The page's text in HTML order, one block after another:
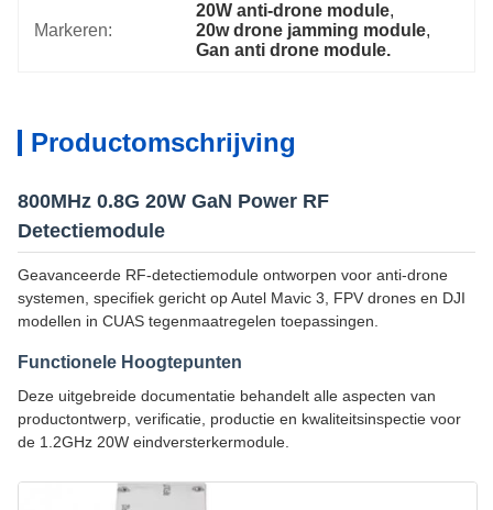
Markeren:
20W anti-drone module,
20w drone jamming module,
Gan anti drone module.
Productomschrijving
800MHz 0.8G 20W GaN Power RF
Detectiemodule
Geavanceerde RF-detectiemodule ontworpen voor anti-drone
systemen, specifiek gericht op Autel Mavic 3, FPV drones en DJI
modellen in CUAS tegenmaatregelen toepassingen.
Functionele Hoogtepunten
Deze uitgebreide documentatie behandelt alle aspecten van
productontwerp, verificatie, productie en kwaliteitsinspectie voor
de 1.2GHz 20W eindversterkermodule.